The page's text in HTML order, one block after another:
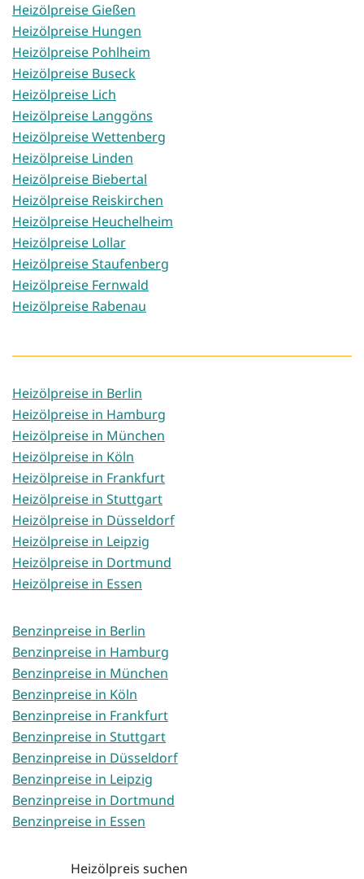
Heizölpreise Gießen
Heizölpreise Hungen
Heizölpreise Pohlheim
Heizölpreise Buseck
Heizölpreise Lich
Heizölpreise Langgöns
Heizölpreise Wettenberg
Heizölpreise Linden
Heizölpreise Biebertal
Heizölpreise Reiskirchen
Heizölpreise Heuchelheim
Heizölpreise Lollar
Heizölpreise Staufenberg
Heizölpreise Fernwald
Heizölpreise Rabenau
Heizölpreise in Berlin
Heizölpreise in Hamburg
Heizölpreise in München
Heizölpreise in Köln
Heizölpreise in Frankfurt
Heizölpreise in Stuttgart
Heizölpreise in Düsseldorf
Heizölpreise in Leipzig
Heizölpreise in Dortmund
Heizölpreise in Essen
Benzinpreise in Berlin
Benzinpreise in Hamburg
Benzinpreise in München
Benzinpreise in Köln
Benzinpreise in Frankfurt
Benzinpreise in Stuttgart
Benzinpreise in Düsseldorf
Benzinpreise in Leipzig
Benzinpreise in Dortmund
Benzinpreise in Essen
Heizölpreis suchen